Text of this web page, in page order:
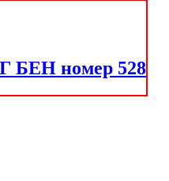
БЕН номер 528